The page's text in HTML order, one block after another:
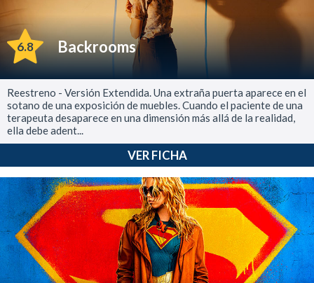
6.8 Backrooms
Reestreno - Versión Extendida. Una extraña puerta aparece en el
sotano de una exposición de muebles. Cuando el paciente de una
terapeuta desaparece en una dimensión más allá de la realidad,
ella debe adent...
VER FICHA